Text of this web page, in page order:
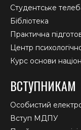
Студентське
Бібліотека
Практична
Центр
Курс основи
ВСТУПНИКАМ
Особистий
Вступ МДПУ